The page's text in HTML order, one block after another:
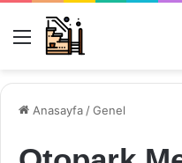
Menü
Anasayfa /Genel